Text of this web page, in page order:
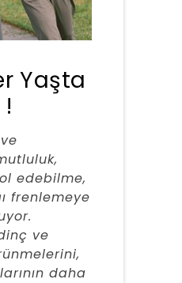
Yaşta
edebilme,
frenlemeye
ve
daha